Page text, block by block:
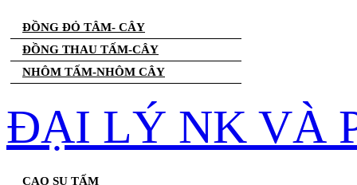
ĐỒNG ĐỎ TÂM- CÂY
ĐỒNG THAU TẤM-CÂY
NHÔM TẤM-NHÔM CÂY
ĐẠI LÝ NK VÀ
CAO SU TẤM